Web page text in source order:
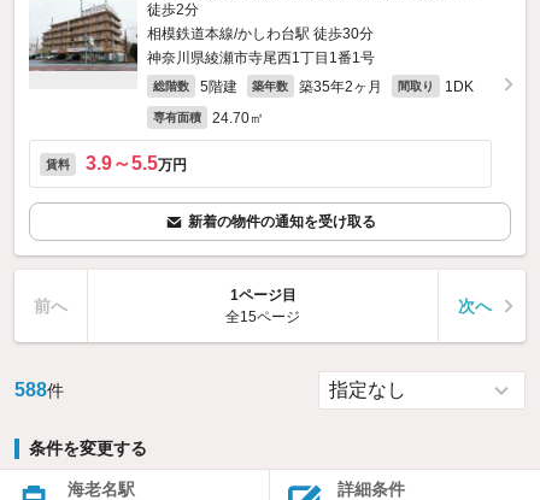
徒歩2分
相模鉄道本線/かしわ台駅 徒歩30分
神奈川県綾瀬市寺尾西1丁目1番1号
総階数 5階建 築年数 築35年2ヶ月 間取り 1DK
専有面積 24.70㎡
賃料 3.9～5.5万円
新着の物件の通知を受け取る
前へ
1ページ目
全15ページ
次へ
588件
条件を変更する
海老名駅 詳細条件